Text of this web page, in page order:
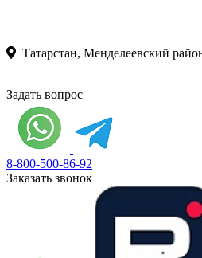
Татарстан, Менделеевский
Задать вопрос
8-800-500-86-92
Заказать звонок